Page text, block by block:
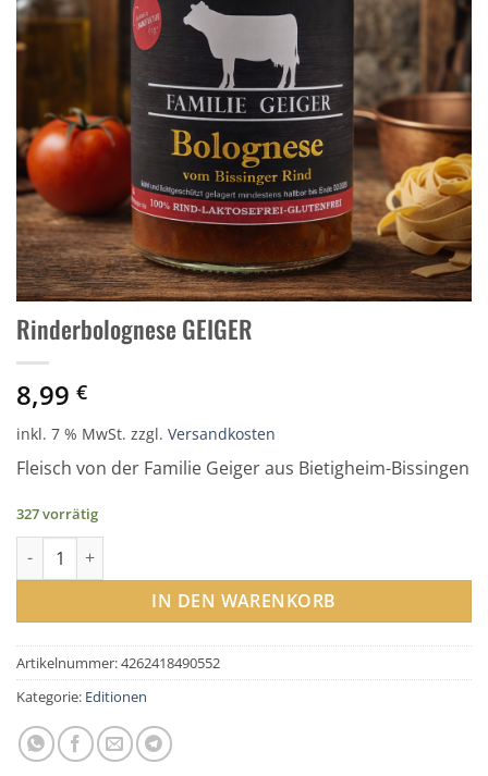
Rinderbolognese GEIGER
8,99 €
inkl. 7 % MwSt. zzgl. Versandkosten
Fleisch von der Familie Geiger aus Bietigheim-Bissingen
327 vorrätig
Rinderbolognese GEIGER Menge
IN DEN WARENKORB
Artikelnummer:4262418490552
Kategorie: Editionen